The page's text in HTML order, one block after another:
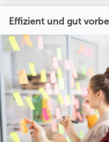
Effizient und gut